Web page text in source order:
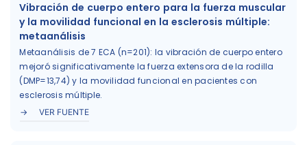
Vibración de cuerpo entero para la fuerza muscular
y la movilidad funcional en la esclerosis múltiple:
metaanálisis
Metaanálisis de 7 ECA (n=201): la vibración de cuerpo entero
mejoró significativamente la fuerza extensora de la rodilla
(DMP=13,74) y la movilidad funcional en pacientes con
esclerosis múltiple.
VER FUENTE